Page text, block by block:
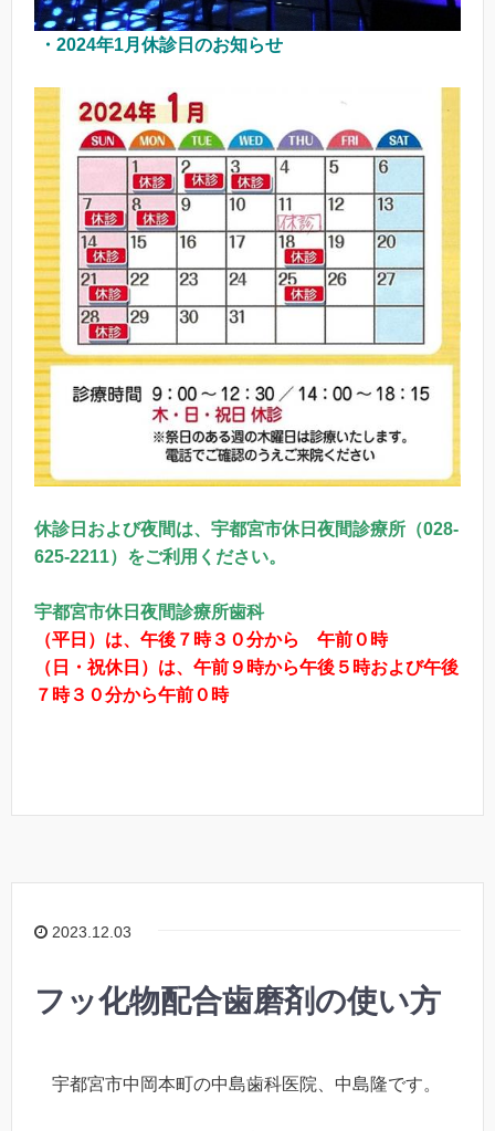
・2024年1月休診日のお知らせ
休診日および夜間は、宇都宮市休日夜間診療所（028-
625-2211）をご利用ください。
宇都宮市休日夜間診療所歯科
（平日）は、午後７時３０分から 午前０時
（日・祝休日）は、午前９時から午後５時および午後
７時３０分から午前０時
2023.12.03
フッ化物配合歯磨剤の使い方
宇都宮市中岡本町の中島歯科医院、中島隆です。